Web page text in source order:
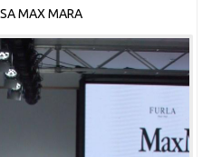
MAX MARA